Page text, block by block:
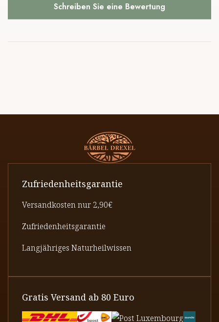
Schreiben Sie eine Bewertung
Zufriedenheitsgarantie
Versandkosten nur 2,90€
Zufriedenheitsgarantie
Langjähriges Naturheilwissen
Gratis Versand ab 80 Euro